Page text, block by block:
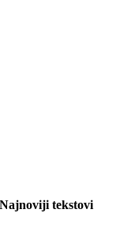
Najnoviji tekstovi